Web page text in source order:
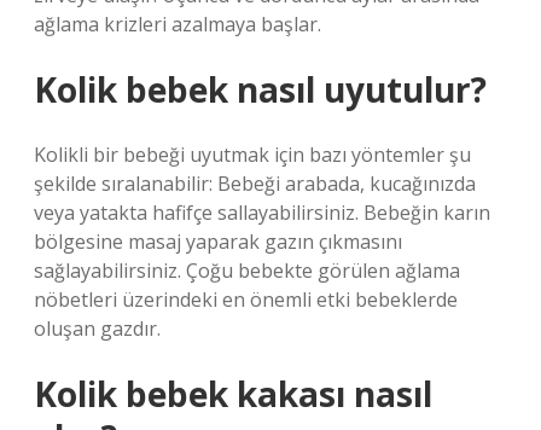
ağlama krizleri azalmaya başlar.
Kolik bebek nasıl uyutulur?
Kolikli bir bebeği uyutmak için bazı yöntemler şu
şekilde sıralanabilir: Bebeği arabada, kucağınızda
veya yatakta hafifçe sallayabilirsiniz. Bebeğin karın
bölgesine masaj yaparak gazın çıkmasını
sağlayabilirsiniz. Çoğu bebekte görülen ağlama
nöbetleri üzerindeki en önemli etki bebeklerde
oluşan gazdır.
Kolik bebek kakası nasıl